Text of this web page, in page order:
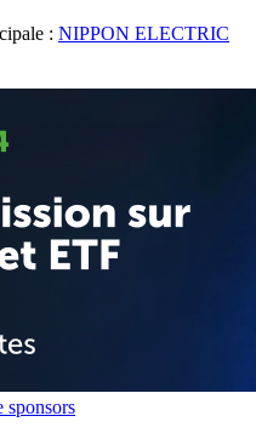
: NIPPON ELECTRIC
sponsors